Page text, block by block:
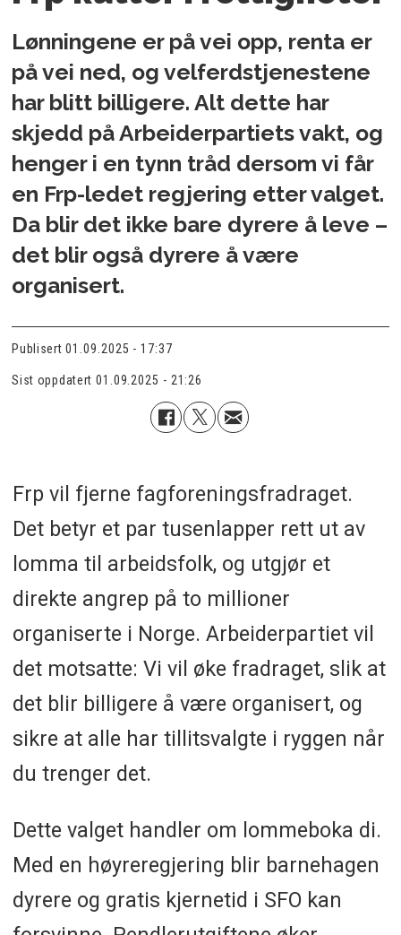
Lønningene er på vei opp, renta er
på vei ned, og velferdstjenestene
har blitt billigere. Alt dette har
skjedd på Arbeiderpartiets vakt, og
henger i en tynn tråd dersom vi får
en Frp-ledet regjering etter valget.
Da blir det ikke bare dyrere å leve –
det blir også dyrere å være
organisert.
Publisert 01.09.2025 - 17:37
Sist oppdatert 01.09.2025 - 21:26
Frp vil fjerne fagforeningsfradraget.
Det betyr et par tusenlapper rett ut av
lomma til arbeidsfolk, og utgjør et
direkte angrep på to millioner
organiserte i Norge. Arbeiderpartiet vil
det motsatte: Vi vil øke fradraget, slik at
det blir billigere å være organisert, og
sikre at alle har tillitsvalgte i ryggen når
du trenger det.
Dette valget handler om lommeboka di.
Med en høyreregjering blir barnehagen
dyrere og gratis kjernetid i SFO kan